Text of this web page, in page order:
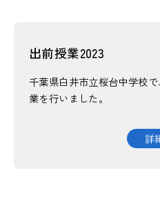
出前授業2023
千葉県白井市立桜台中学校
業を行いました。
詳